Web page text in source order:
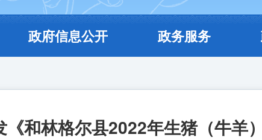
政府信息公开 政务服务
和林格尔县2022年生猪（牛羊